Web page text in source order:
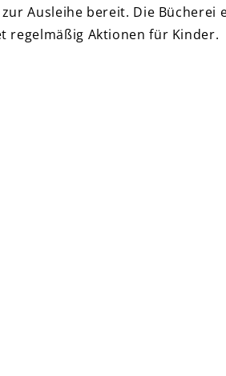
Ausleihe bereit. Die Bücherei
regelmäßig Aktionen für Kinder.